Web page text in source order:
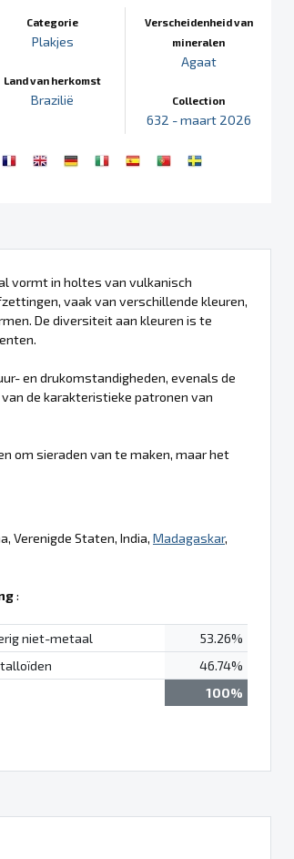
Categorie
Plakjes
Land van herkomst
Brazilië
Verscheidenheid van
mineralen
Agaat
Collection
632 - maart 2026
vormt in holtes van vulkanisch
vaak van verschillende kleuren,
De diversiteit aan kleuren is te
en drukomstandigheden, evenals de
de karakteristieke patronen van
om sieraden van te maken, maar het
Verenigde Staten, India, Madagaskar,
:
niet-metaal
53.26%
46.74%
100%